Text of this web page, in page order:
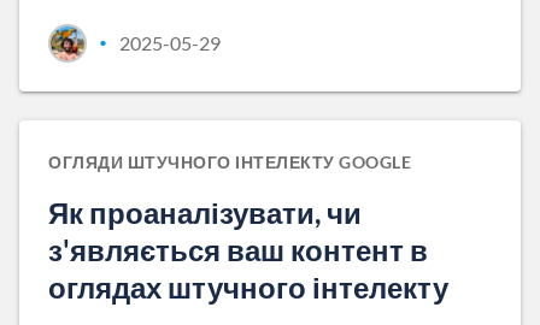
• 2025-05-29
ОГЛЯДИ ШТУЧНОГО ІНТЕЛЕКТУ GOOGLE
Як проаналізувати, чи
з'являється ваш контент в
оглядах штучного інтелекту